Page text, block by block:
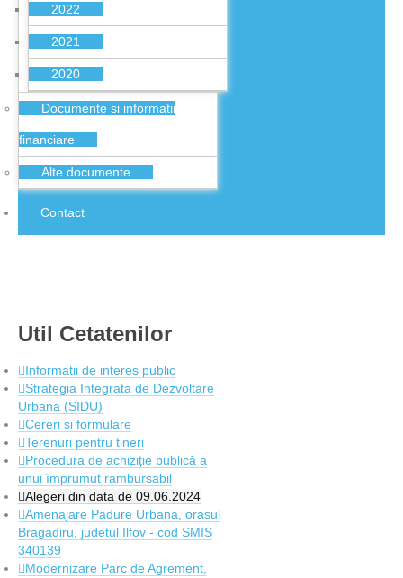
2022
2021
2020
Documente si informatii
financiare
Alte documente
Contact
Util Cetatenilor
Informatii de interes public
Strategia Integrata de Dezvoltare
Urbana (SIDU)
Cereri si formulare
Terenuri pentru tineri
Procedura de achiziție publică a
unui împrumut rambursabil
Alegeri din data de 09.06.2024
Amenajare Padure Urbana, orasul
Bragadiru, judetul Ilfov - cod SMIS
340139
Modernizare Parc de Agrement,